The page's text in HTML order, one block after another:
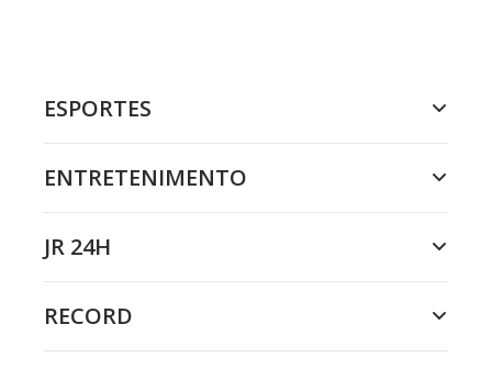
ESPORTES
ENTRETENIMENTO
JR 24H
RECORD